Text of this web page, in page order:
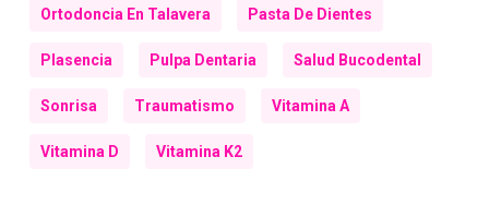
Ortodoncia En Talavera Pasta De Dientes
Plasencia Pulpa Dentaria Salud Bucodental
Sonrisa Traumatismo Vitamina A
Vitamina D Vitamina K2